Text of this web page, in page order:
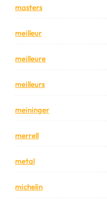
masters
meilleur
meilleure
meilleurs
meininger
merrell
metal
michelin